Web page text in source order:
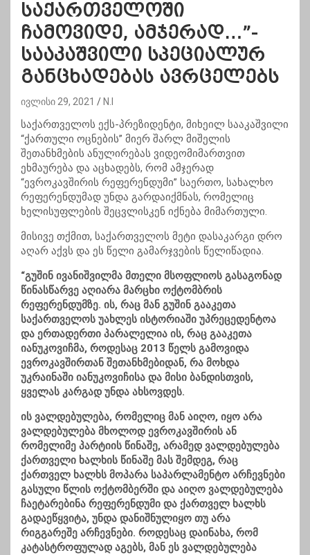
საქართველოში
ჩამოვიდე, ამჯერად…”-
სააკაშვილი სპეციალურ
განცხადებას ავრცელებს
ივლისი 29, 2021 N.I
საქართველოს ექს-პრეზიდენტი, მიხეილ სააკაშვილი
“ქართული ოცნების” მიერ შარლ მიშელის
შეთანხმების ანულირებას ვიდეომიმართვით
ეხმაურება და აცხადებს, რომ ამჯერად
“ევროკავშირის რეფერენდუმი” საერთო, სახალხო
რეფერენდუმად უნდა გარდაიქმნას, რომელიც
ხელისუფლების შეცვლისკენ იქნება მიმართული.
მისივე თქმით, საქართველოს მეტი დასაკარგი დრო
აღარ აქვს და ეს წელი გამარჯვების წელიწადია.
“გუშინ ივანიშვილმა მთელი მსოფლიოს გასაგონად
წინასწარვე აღიარა მარცხი ოქტომბრის
რეფერენდუმზე. ის, რაც მან გუშინ გააკეთა
საქართველოს უახლეს ისტორიაში უპრეცედენტოა
და ერთადერთი პარალელია ის, რაც გააკეთა
იანუკოვიჩმა, როდესაც 2013 წელს გამოვიდა
ევროკავშირთან შეთანხმებიდან, რა მოხდა
უკრაინაში იანუკოვიჩისა და მისი ბანდისთვის,
ყველას კარგად უნდა ახსოვდეს.
ის ვალდებულება, რომელიც მან აიღო, იყო არა
ვალდებულება მხოლოდ ევროკავშირის ან
რომელიმე პარტიის წინაშე, არამედ ვალდებულება
ქართველი ხალხის წინაშე მას შემდეგ, რაც
ქართველ ხალხს მოპარა საპარლამენტო არჩევნები
გასული წლის ოქტომბერში და აიღო ვალდებულება
ჩაეტარებინა რეფერენდუმი და ქართველ ხალხს
გადაეწყვიტა, უნდა დანიშნულიყო თუ არა
რიგგარეშე არჩევნები. როდესაც დაინახა, რომ
კატასტროფულად აგებს, მან ეს ვალდებულება